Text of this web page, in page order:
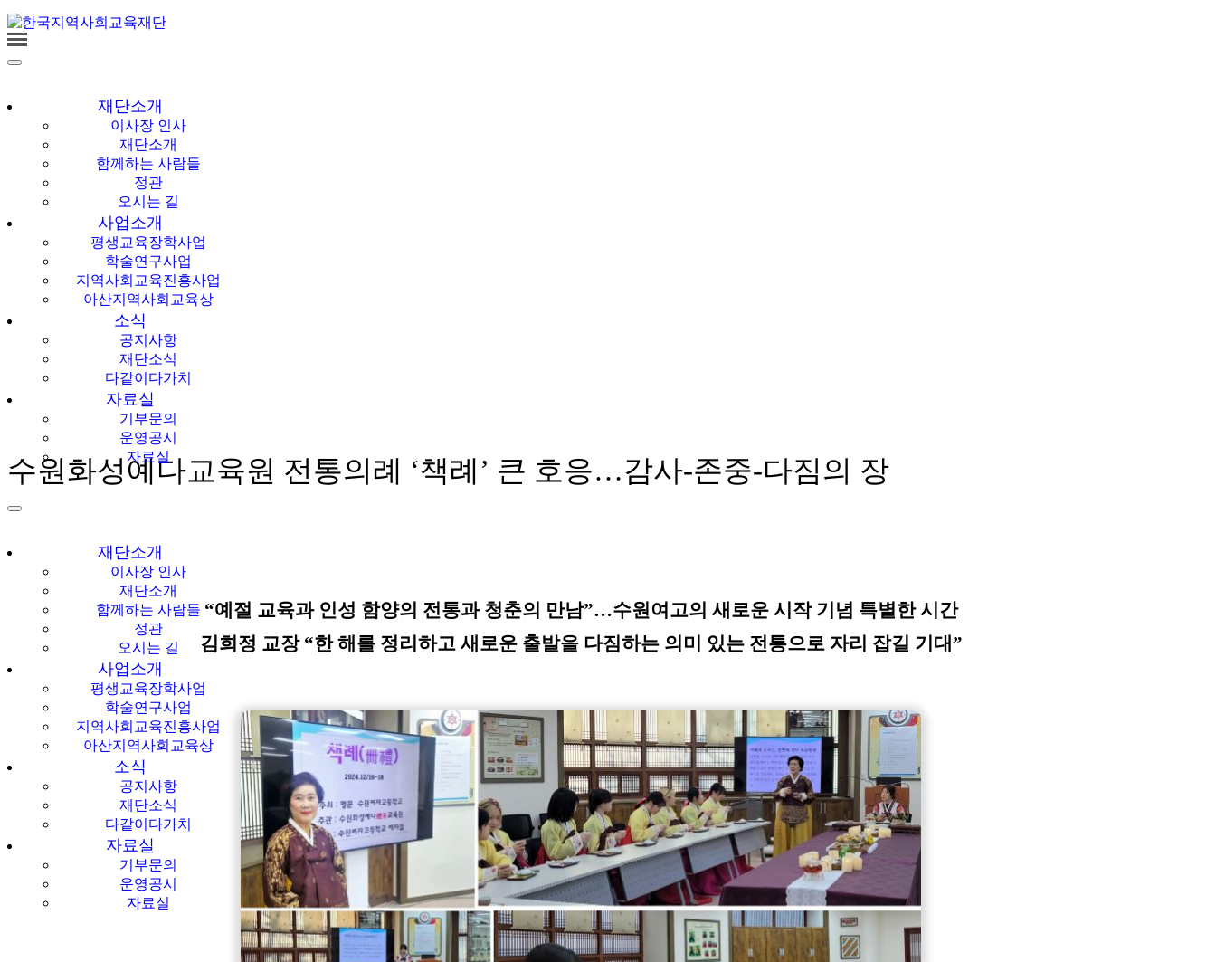
한국지역사회교육
재단
재단소개
이사장 인사
재단소개
함께하는 사람들
정관
오시는 길
사업소개
평생교육장학사업
학술연구사업
지역사회교육진흥사업
아산지역사회교육상
소식
공지사항
재단소식
다같이다가치
자료실
기부문의
운영공시
자료실
재단소개
이사장 인사
재단소개
함께하는 사람들
정관
오시는 길
사업소개
평생교육장학사업
학술연구사업
지역사회교육진흥사업
아산지역사회교육상
소식
공지사항
재단소식
다같이다가치
자료실
기부문의
운영공시
자료실
수원화성예다교육원 전통의례 ‘책례’ 큰 호응…감사-존중-다짐의 장
“예절 교육과 인성 함양의 전통과 청춘의 만남”…수원여고의 새로운 시작 기념 특별한 시간
김희정 교장 “한 해를 정리하고 새로운 출발을 다짐하는 의미 있는 전통으로 자리 잡길 기대”